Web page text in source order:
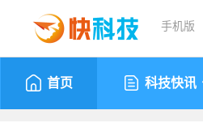
手机版
首页 科技快讯